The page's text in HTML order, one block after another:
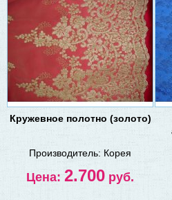
Кружевное полотно (золото)
Производитель: Корея
Цена: 2.700 руб.